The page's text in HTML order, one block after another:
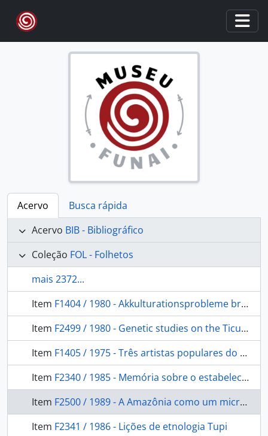
Skip to main content
Acervo
Busca rápida
Acervo BIB - Bibliográfico
Coleção FOL - Folhetos
mais 2372...
Item F1404 / 1980 - Akkulturationsprobleme brasilianischer Indianer
Item F2499 / 1980 - Genetic studies on the Ticuna, na enigmatic tribe of Central Amazonas
Item F1405 / 1975 - Três artistas populares do Rio Grande do Norte (Brasil)
Item F2340 / 1985 - Memória sobre o estabelecimento d'uma companhia de colonização nesta província
Item F2500 / 1989 - A Amazônia como um microcosmo: populações indígenas.
Item F2341 / 1986 - Lições de etnologia Tupi